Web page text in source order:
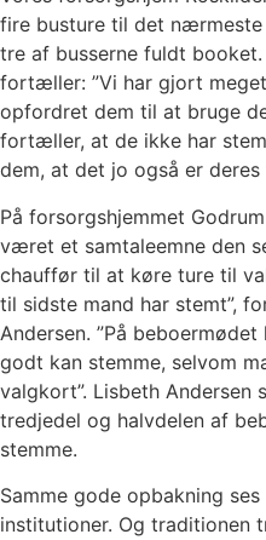
fire busture til det
tre af busserne fuldt
fortæller: ”Vi har gjort
opfordret dem til at bruge
fortæller, at de ikke har
dem, at det jo også er
På forsorgshjemmet
været et samtaleemne den
chauffør til at køre ture til
til sidste mand har stemt”,
Andersen. ”På
godt kan stemme, selvom
valgkort”. Lisbeth Andersen
tredjedel og halvdelen af
stemme.
Samme gode opbakning
institutioner. Og traditionen